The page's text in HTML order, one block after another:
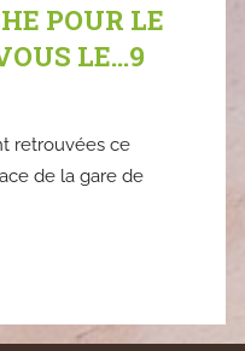
POUR LE
LE…9
retrouvées ce
de la gare de